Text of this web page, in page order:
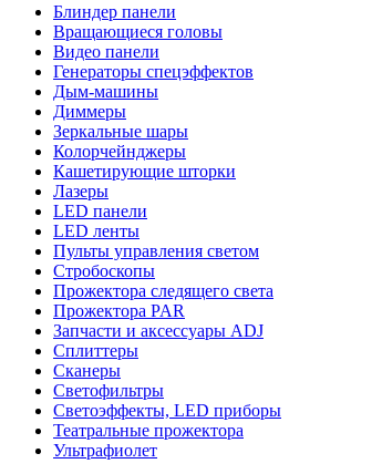
Блиндер панели
Вращающиеся головы
Видео панели
Генераторы спецэффектов
Дым-машины
Диммеры
Зеркальные шары
Колорчейнджеры
Кашетирующие шторки
Лазеры
LED панели
LED ленты
Пульты управления светом
Стробоскопы
Прожектора следящего света
Прожектора PAR
Запчасти и аксессуары ADJ
Сплиттеры
Сканеры
Светофильтры
Светоэффекты, LED приборы
Театральные прожектора
Ультрафиолет